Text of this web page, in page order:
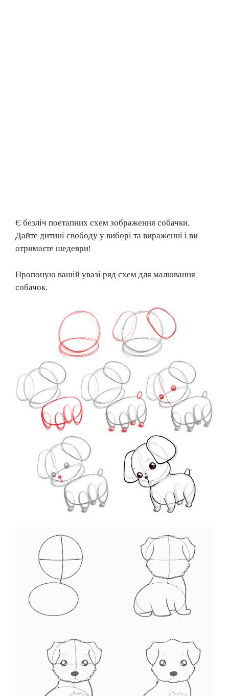
Є безліч поетапних схем зображення собачки.
Дайте дитині свободу у виборі та вираженні і ви
отримаєте шедеври!
Пропоную вашій увазі ряд схем для малювання
собачок.